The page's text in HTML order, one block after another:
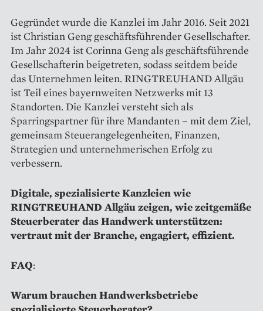
Gegründet wurde die Kanzlei im Jahr 2016. Seit 2021
ist Christian Geng geschäftsführender Gesellschafter.
Im Jahr 2024 ist Corinna Geng als geschäftsführende
Gesellschafterin beigetreten, sodass seitdem beide
das Unternehmen leiten. RINGTREUHAND Allgäu
ist Teil eines bayernweiten Netzwerks mit 13
Standorten. Die Kanzlei versteht sich als
Sparringspartner für ihre Mandanten – mit dem Ziel,
gemeinsam Steuerangelegenheiten, Finanzen,
Strategien und unternehmerischen Erfolg zu
verbessern.
Digitale, spezialisierte Kanzleien wie
RINGTREUHAND Allgäu zeigen, wie zeitgemäße
Steuerberater das Handwerk unterstützen:
vertraut mit der Branche, engagiert, effizient.
FAQ:
Warum brauchen Handwerksbetriebe